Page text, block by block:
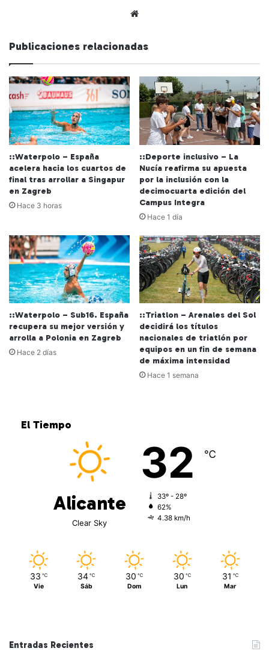
we
Publicaciones relacionadas
::Waterpolo – España
acelera hacia los cuartos de
final tras arrollar a Singapur
en Zagreb
Hace 3 horas
::Deporte inclusivo – La
Nucía reafirma su apuesta
por la inclusión con la
decimocuarta edición del
Campus Integra
Hace 1 día
::Waterpolo – Sub16. España
recupera su mejor versión y
arrolla a Polonia en Zagreb
Hace 2 días
::Triatlon – Arenales del Sol
decidirá los títulos
nacionales de triatlón por
equipos en un fin de semana
de máxima intensidad
Hace 1 semana
El Tiempo
Alicante
Clear Sky
32 ℃
33º - 28º
62%
4.38 km/h
33 ℃
Vie
34 ℃
Sáb
30 ℃
Dom
30 ℃
Lun
31 ℃
Mar
Entradas Recientes